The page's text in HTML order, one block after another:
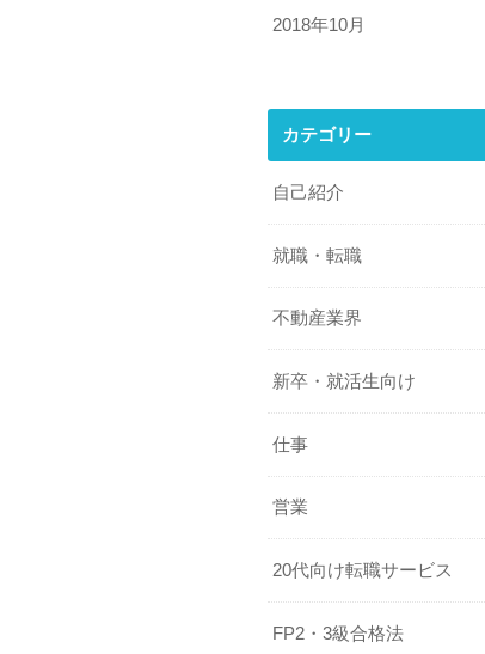
2018年10月
カテゴリー
自己紹介
就職・転職
不動産業界
新卒・就活生向け
仕事
営業
20代向け転職サービス
FP2・3級合格法